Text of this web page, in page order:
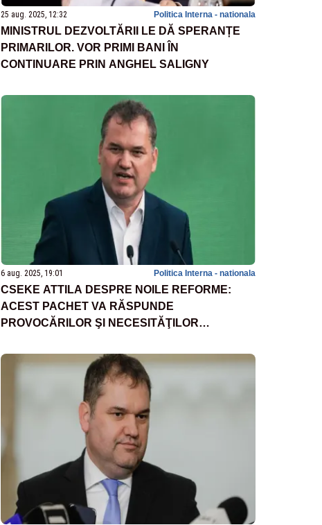
25 aug. 2025, 12:32 Politica Interna - nationala
MINISTRUL DEZVOLTĂRII LE DĂ SPERANȚE
PRIMARILOR. VOR PRIMI BANI ÎN
CONTINUARE PRIN ANGHEL SALIGNY
6 aug. 2025, 19:01 Politica Interna - nationala
CSEKE ATTILA DESPRE NOILE REFORME:
ACEST PACHET VA RĂSPUNDE
PROVOCĂRILOR ŞI NECESITĂŢILOR
ANULUI 2025